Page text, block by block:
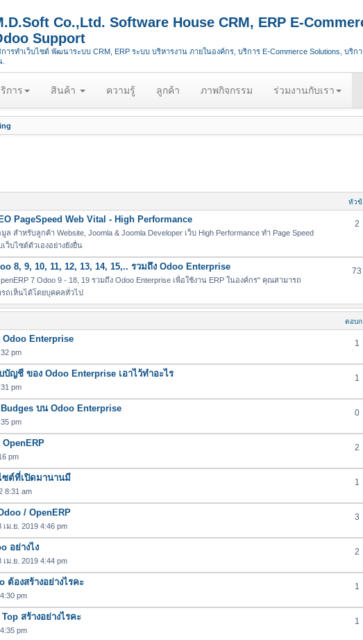
Co.,Ltd. Software House CRM, ERP E-
Support
ารทำเว็บไซต์ พัฒนาระบบ CRM, ERP ระบบ บริหารงาน ภายในองค์กร, บริการ E-Commerce Solutions, บริก
การ สินค้า ความรู้ ลูกค้า ภาพกิจกรรม ร่วมงานกับเรา
หัวข้
PageSpeed Web Vital - High Performance
ล สำหรับลูกค้า Website, Joomla & Joomla Developer เว็บ High Performance ทำ Page Speed
ว็บไซต์ตัวเองอย่างยังยื่น
2
8, 9, 10, 11, 12, 13, 14, 15,.. รวมถึง Odoo Enterprise
7 Odoo 9 - 18, 19 รวมถึง Odoo Enterprise เพื่อใช้งาน ERP ในองค์กร" คุณสามารถ
ถเห็นได้โดยบุคคลทั่วไป
73
ตอบก
Enterprise
pm
1
บัญชี ของ Odoo Enterprise เอาไว้ทำอะไร
pm
1
บน Odoo Enterprise
pm
0
pm
2
ซต์ที่เปิดมานานมี
8:31 am
1
/ OpenERP
เม.ย. 2019 4:46 pm
3
อย่างไง
เม.ย. 2019 4:44 pm
2
ต้องสร้างอย่างไรคะ
pm
1
สร้างอย่างไรคะ
pm
1